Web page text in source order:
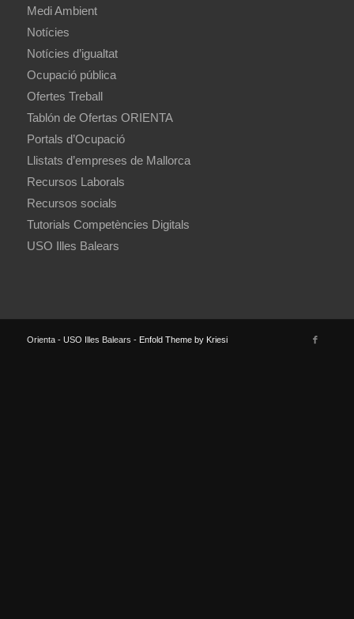
Medi Ambient
Notícies
Notícies d’igualtat
Ocupació pública
Ofertes Treball
Tablón de Ofertas ORIENTA
Portals d’Ocupació
Llistats d’empreses de Mallorca
Recursos Laborals
Recursos socials
Tutorials Competències Digitals
USO Illes Balears
Orienta - USO Illes Balears - Enfold Theme by Kriesi